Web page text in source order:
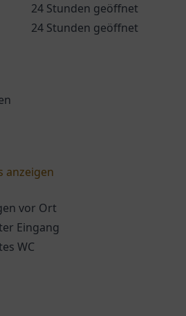
24 Stunden geöffnet
24 Stunden geöffnet
anzeigen
vor Ort
Eingang
WC